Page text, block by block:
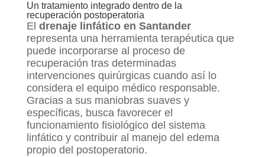
Un tratamiento integrado dentro de la
recuperación postoperatoria
El drenaje linfático en Santander
representa una herramienta terapéutica que
puede incorporarse al proceso de
recuperación tras determinadas
intervenciones quirúrgicas cuando así lo
considera el equipo médico responsable.
Gracias a sus maniobras suaves y
específicas, busca favorecer el
funcionamiento fisiológico del sistema
linfático y contribuir al manejo del edema
propio del postoperatorio.